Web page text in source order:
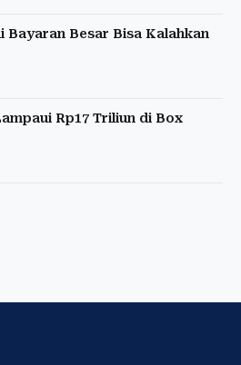
Bayaran Besar Bisa Kalahkan
Rp17 Triliun di Box